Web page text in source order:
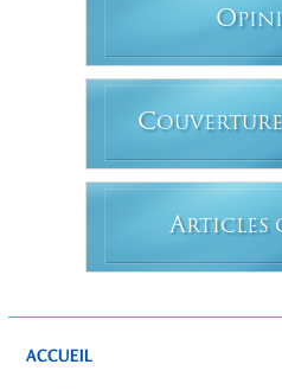
O
C
ARTICLES
ACCUEIL